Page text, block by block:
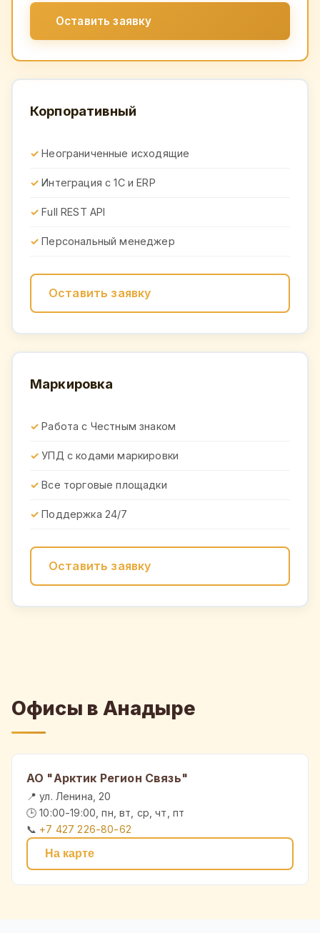
Оставить заявку
Корпоративный
Неограниченные исходящие
Интеграция с 1С и ERP
Full REST API
Персональный менеджер
Оставить заявку
Маркировка
Работа с Честным знаком
УПД с кодами маркировки
Все торговые площадки
Поддержка 24/7
Оставить заявку
Офисы в Анадыре
АО "Арктик Регион Связь"
📍 ул. Ленина, 20
🕒 10:00-19:00, пн, вт, ср, чт, пт
📞 +7 427 226-80-62
На карте